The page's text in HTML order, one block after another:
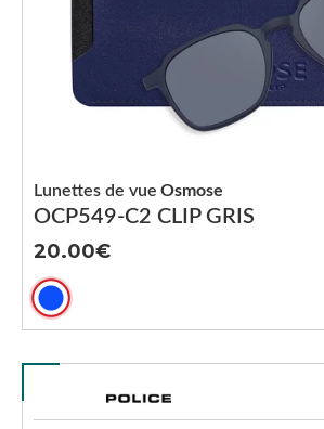
OCP549-C2 CLIP GRIS
Lunettes de vue Osmose
20.00